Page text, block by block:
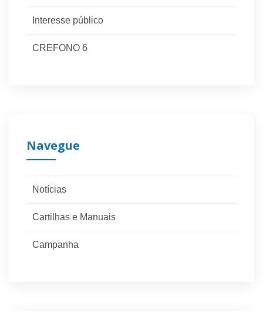
Interesse público
CREFONO 6
Navegue
Notícias
Cartilhas e Manuais
Campanha